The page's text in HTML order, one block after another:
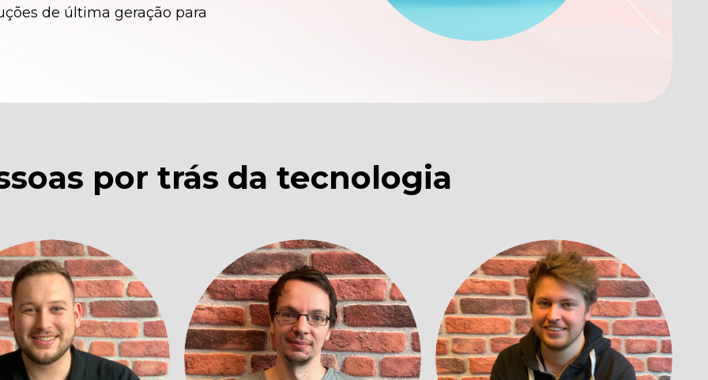
de última geração para
por trás da tecnologia